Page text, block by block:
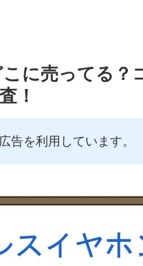
に売ってる？
！
告を利用しています。